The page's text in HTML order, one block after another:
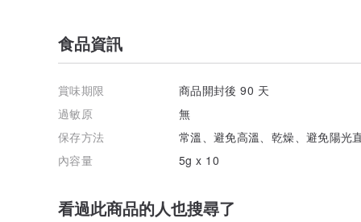
食品資訊
賞味期限
商品開封後 90 天
過敏原
無
保存方法
常溫、避免高溫、乾燥、避免陽光
內容量
5g x 10
看過此商品的人也搜尋了